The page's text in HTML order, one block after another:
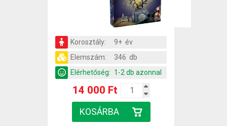
Korosztály:
9+ év
Elemszám:
346 db
Elérhetőség: 1-2 db azonnal
14 000 Ft